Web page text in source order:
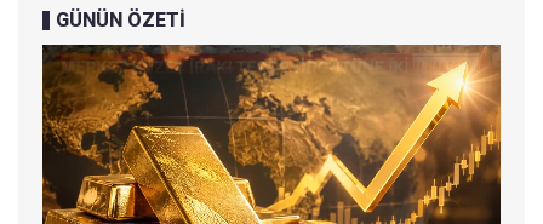
GÜNÜN ÖZETİ